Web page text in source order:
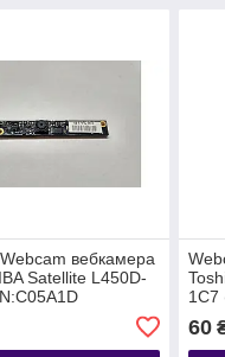
вебкамера
Satellite L450D-
1C7
60